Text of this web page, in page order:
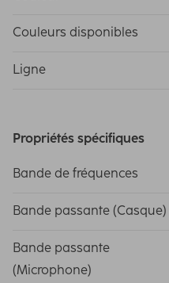
Couleurs disponibles
Ligne
Propriétés spécifiques
Bande de fréquences
Bande passante (Casque)
Bande passante
(Microphone)